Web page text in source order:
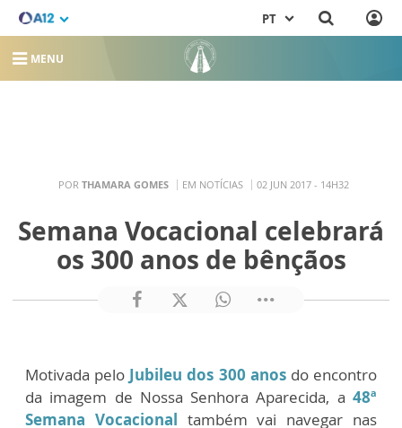
PT
MENU
POR THAMARA GOMES EM NOTÍCIAS 02 JUN 2017 - 14H32
Semana Vocacional celebrará
os 300 anos de bênçãos
Motivada pelo Jubileu dos 300 anosdo encontro
da imagem de Nossa Senhora Aparecida, a 48ª
Semana Vocacional também vai navegar nas